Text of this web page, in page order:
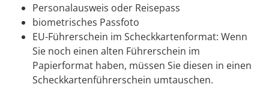
Personalausweis oder Reisepass
biometrisches Passfoto
EU-Führerschein im Scheckkartenformat: Wenn
Sie noch einen alten Führerschein im
Papierformat haben, müssen Sie diesen in einen
Scheckkartenführerschein umtauschen.